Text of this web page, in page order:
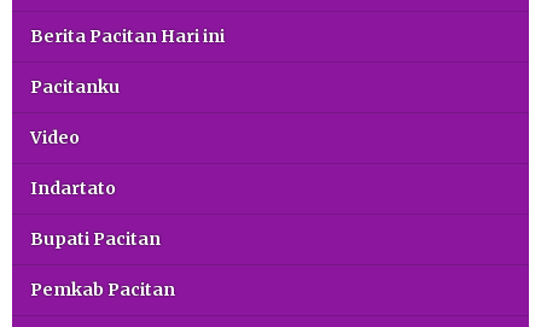
Berita Pacitan Hari ini
Pacitanku
Video
Indartato
Bupati Pacitan
Pemkab Pacitan